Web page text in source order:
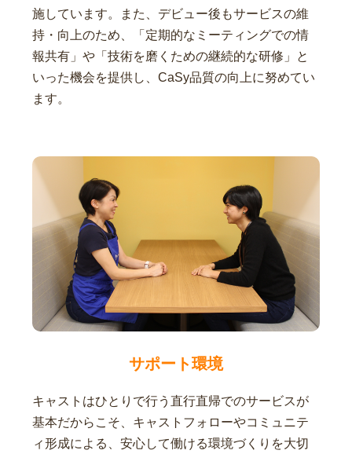
施しています。また、デビュー後もサービスの維
持・向上のため、「定期的なミーティングでの情
報共有」や「技術を磨くための継続的な研修」と
いった機会を提供し、CaSy品質の向上に努めてい
ます。
サポート環境
キャストはひとりで行う直行直帰でのサービスが
基本だからこそ、キャストフォローやコミュニテ
ィ形成による、安心して働ける環境づくりを大切